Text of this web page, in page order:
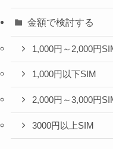
金額で検討する
1,000円～2,000円
1,000円以下SIM
2,000円～3,000円
3000円以上SIM